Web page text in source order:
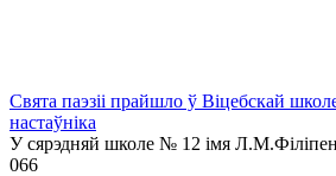
Свята паэзіі прайшло ў Віцебскай
настаўніка
У сярэдняй школе № 12 імя
066